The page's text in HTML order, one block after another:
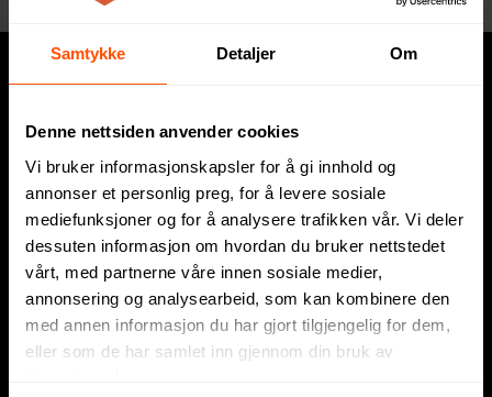
Samtykke Detaljer Om
Denne nettsiden anvender cookies
Vi bruker informasjonskapsler for å gi innhold og
annonser et personlig preg, for å levere sosiale
mediefunksjoner og for å analysere trafikken vår. Vi deler
dessuten informasjon om hvordan du bruker nettstedet
vårt, med partnerne våre innen sosiale medier,
annonsering og analysearbeid, som kan kombinere den
med annen informasjon du har gjort tilgjengelig for dem,
eller som de har samlet inn gjennom din bruk av
Express
Profilklær
Profilartikler
Displayartikler
Firmagaver